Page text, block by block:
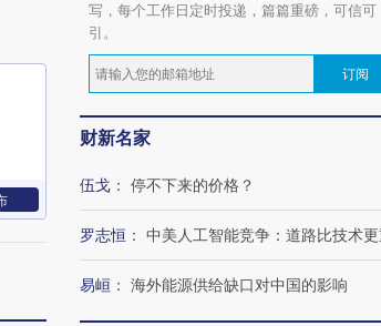
写，每个工作日定时投递，篇篇重磅，可信可
引。
订阅
财新名家
伍戈 ： 停不下来的价格？
罗志恒 ： 中美人工智能竞争：道路比技术
易峘 ： 海外能源供给缺口对中国的影响